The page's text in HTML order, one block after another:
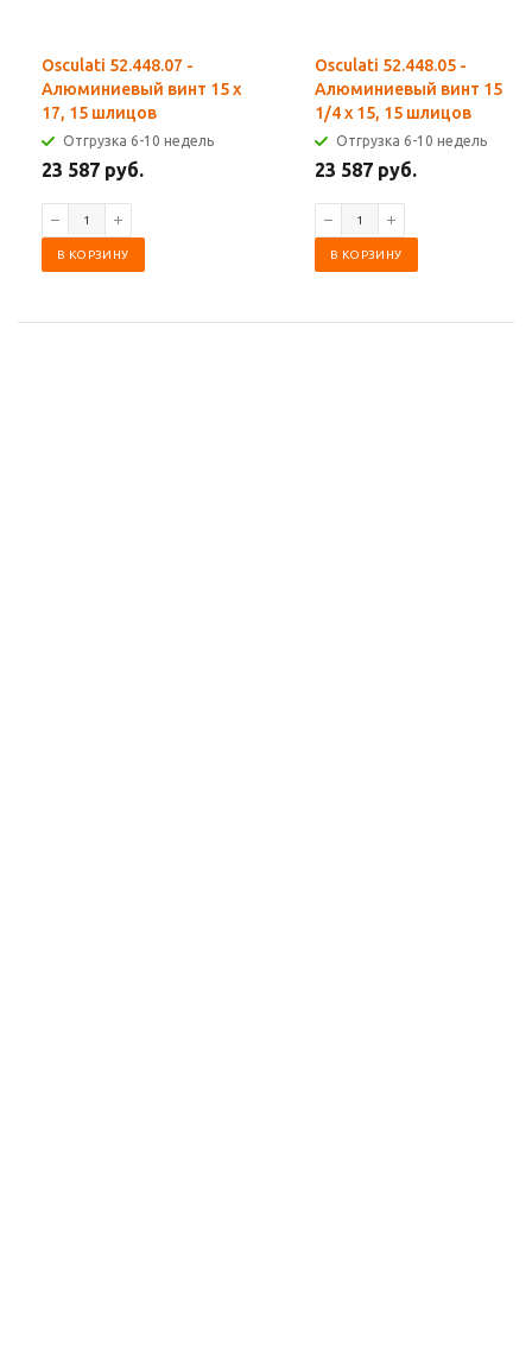
Osculati 52.448.07 -
Алюминиевый винт 15 x
17, 15 шлицов
Отгрузка 6-10 недель
23 587 руб.
В КОРЗИНУ
Osculati 52.448.05 -
Алюминиевый винт 15
1/4 x 15, 15 шлицов
Отгрузка 6-10 недель
23 587 руб.
В КОРЗИНУ